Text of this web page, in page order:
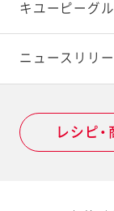
キユーピーグ
ニュースリリ
レシピ・